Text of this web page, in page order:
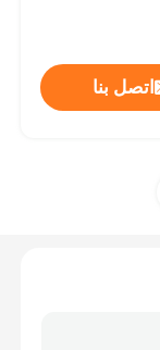
اتصل بنا